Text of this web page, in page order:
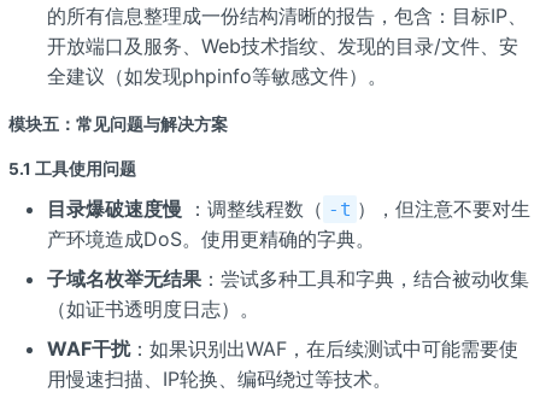
的所有信息整理成一份结构清晰的报告，包含：目标IP、
开放端口及服务、Web技术指纹、发现的目录/文件、安
全建议（如发现phpinfo等敏感文件）。
模块五：常见问题与解决方案
5.1 工具使用问题
目录爆破速度慢 ：调整线程数（ -t ），但注意不要对生
产环境造成DoS。使用更精确的字典。
子域名枚举无结果：尝试多种工具和字典，结合被动收集
（如证书透明度日志）。
WAF干扰：如果识别出WAF，在后续测试中可能需要使
用慢速扫描、IP轮换、编码绕过等技术。